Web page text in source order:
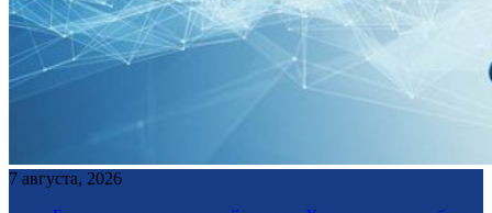
7 августа, 2026